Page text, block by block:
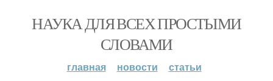
НАУКА ДЛЯ ВСЕХ ПРОСТЫМИ
СЛОВАМИ
главная новости статьи